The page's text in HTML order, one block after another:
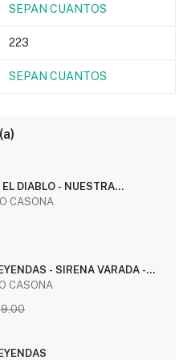
SEPAN CUANTOS
223
SEPAN CUANTOS
DIABLO - NUESTRA
PROHIBIDO...
CASONA
- SIRENA VARADA -
ALBA...
CASONA